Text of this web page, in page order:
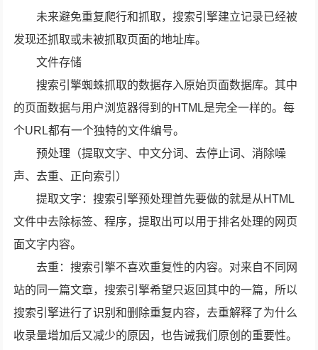
未来避免重复爬行和抓取，搜索引擎建立记录已经被
发现还抓取或未被抓取页面的地址库。
文件存储
搜索引擎蜘蛛抓取的数据存入原始页面数据库。其中
的页面数据与用户浏览器得到的HTML是完全一样的。每
个URL都有一个独特的文件编号。
预处理（提取文字、中文分词、去停止词、消除噪
声、去重、正向索引）
提取文字：搜索引擎预处理首先要做的就是从HTML
文件中去除标签、程序，提取出可以用于排名处理的网页
面文字内容。
去重：搜索引擎不喜欢重复性的内容。对来自不同网
站的同一篇文章，搜索引擎希望只返回其中的一篇，所以
搜索引擎进行了识别和删除重复内容，去重解释了为什么
收录量增加后又减少的原因，也告诫我们原创的重要性。